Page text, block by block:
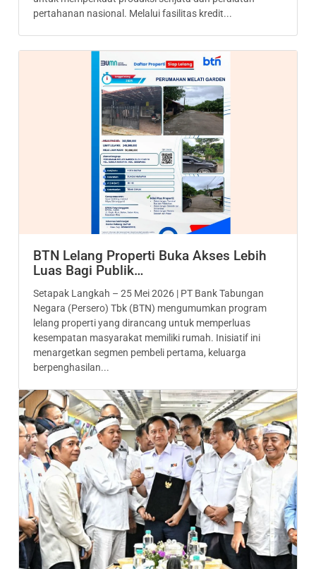
pertahanan nasional. Melalui fasilitas kredit...
BTN Lelang Properti Buka Akses Lebih
Luas Bagi Publik…
Setapak Langkah – 25 Mei 2026 | PT Bank Tabungan
Negara (Persero) Tbk (BTN) mengumumkan program
lelang properti yang dirancang untuk memperluas
kesempatan masyarakat memiliki rumah. Inisiatif ini
menargetkan segmen pembeli pertama, keluarga
berpenghasilan...